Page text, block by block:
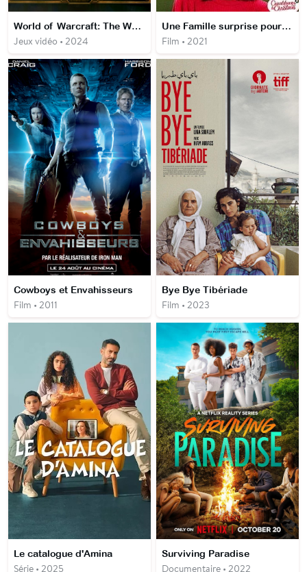
World of Warcraft: The War Within
Jeux vidéo • 2024
Une Famille surprise pour Noël
Film • 2021
Cowboys et Envahisseurs
Film • 2011
Bye Bye Tibériade
Film • 2023
Le catalogue d'Amina
Série • 2025
Surviving Paradise
Documentaire • 2022